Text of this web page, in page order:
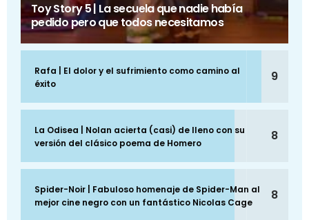
Toy Story 5 | La secuela que nadie había
pedido pero que todos necesitamos
Rafa | El dolor y el sufrimiento como camino al
éxito
9
La Odisea | Nolan acierta (casi) de lleno con su
versión del clásico poema de Homero
8
Spider-Noir | Fabuloso homenaje de Spider-Man al
mejor cine negro con un fantástico Nicolas Cage
8